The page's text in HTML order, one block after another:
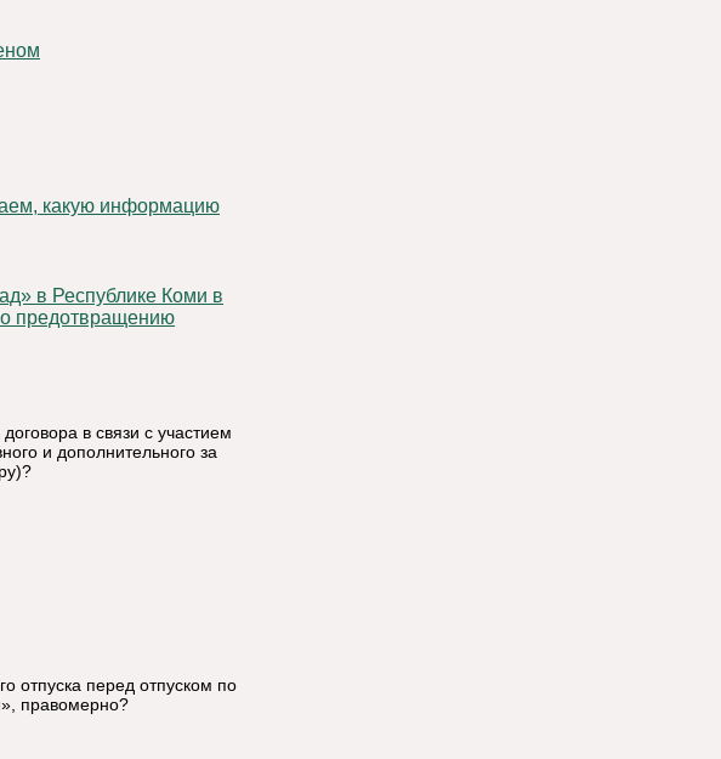
предотвращению
в связи с участием
и дополнительного за
отпуска перед отпуском по
правомерно?